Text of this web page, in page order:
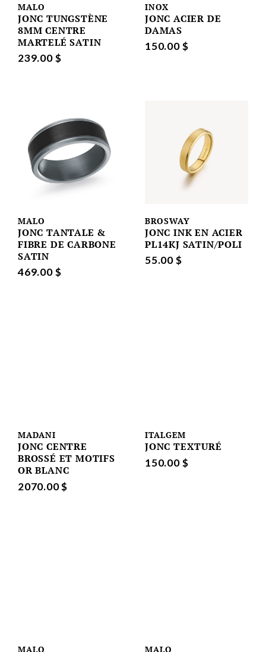
MALO
JONC TUNGSTÈNE
8MM CENTRE
MARTELÉ SATIN
239.00 $
INOX
JONC ACIER DE
DAMAS
150.00 $
MALO
JONC TANTALE &
FIBRE DE CARBONE
SATIN
469.00 $
BROSWAY
JONC INK EN ACIER
PL14KJ SATIN/POLI
55.00 $
MADANI
JONC CENTRE
BROSSÉ ET MOTIFS
OR BLANC
2070.00 $
ITALGEM
JONC TEXTURÉ
150.00 $
MALO MALO